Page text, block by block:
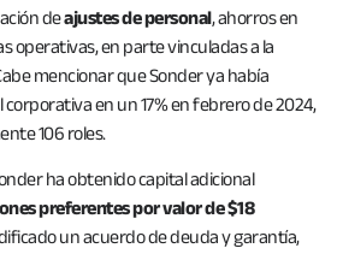
deajustes de personal, ahorros en
operativas, en parte vinculadas a la
mencionar que Sonder ya había
en un 17% en febrero de 2024,
106 roles.
ha obtenido capital adicional
preferentes por valor de $18
un acuerdo de deuda y garantía,